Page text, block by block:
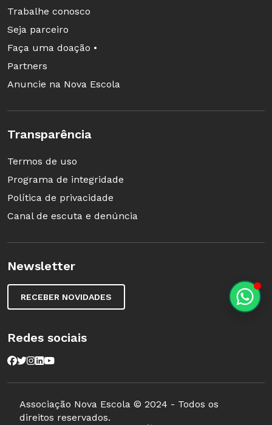
Trabalhe conosco
Seja parceiro
Faça uma doação •
Partners
Anuncie na Nova Escola
Transparência
Termos de uso
Programa de integridade
Política de privacidade
Canal de escuta e denúncia
Newsletter
RECEBER NOVIDADES
Redes sociais
Associação Nova Escola © 2024 - Todos os
direitos reservados.